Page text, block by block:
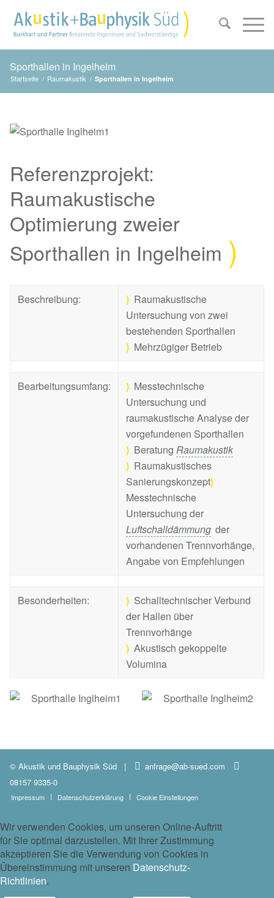
Sporthallen in Ingelheim
Startseite / Raumakustik / Sporthallen in Ingelheim
Referenzprojekt:
Raumakustische
Optimierung zweier
Sporthallen in Ingelheim
Beschreibung: ) Raumakustische
Untersuchung von zwei
bestehenden Sporthallen
) Mehrzügiger Betrieb
Bearbeitungsumfang: ) Messtechnische
Untersuchung und
raumakustische Analyse der
vorgefundenen Sporthallen
) Beratung Raumakustik
) Raumakustisches
Sanierungskonzept)
Messtechnische
Untersuchung der
Luftschalldämmung der
vorhandenen Trennvorhänge,
Angabe von Empfehlungen
Besonderheiten: ) Schalltechnischer Verbund
der Hallen über
Trennvorhänge
) Akustisch gekoppelte
Volumina
© Akustik und Bauphysik Süd |
anfrage@ab-sued.com
08157 9335-0
Impressum Datenschutzerklärung Cookie Einstellungen
Wir verwenden Cookies, um unseren Online-Auftritt
für Sie optimal darzustellen. Mit Ihrer Zustimmung
akzeptieren Sie die Verwendung von Cookies in
Übereinstimmung mit unseren Datenschutz-
Richtlinien.